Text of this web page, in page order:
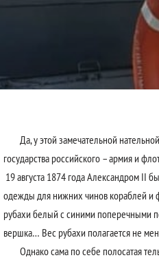
Да, у этой замечательной
государства российского – армия и
19 августа 1874 года Александром II
одежды для нижних чинов кораблей и
рубахи белый с синими поперечными
вершка… Вес рубахи полагается не
Однако сама по себе полосатая